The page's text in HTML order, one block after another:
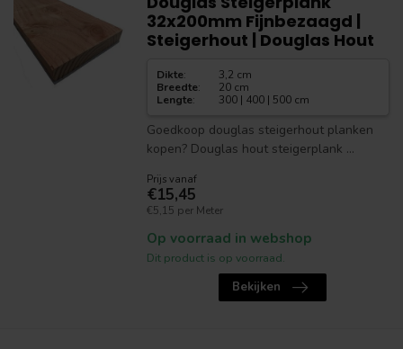
32x200mm Fijnbezaagd |
Steigerhout | Douglas Hout
Dikte:
3,2 cm
Breedte:
20 cm
Lengte: 300 | 400 | 500 cm
Goedkoop douglas steigerhout planken
kopen? Douglas hout steigerplank ...
Prijs vanaf
€15,45
€5,15 per Meter
Op voorraad in webshop
Dit product is op voorraad.
Bekijken